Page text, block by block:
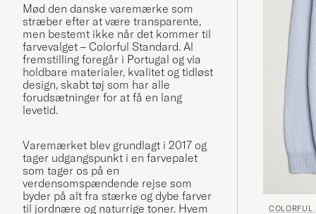
Mød den danske varemærke som
stræber efter at være transparente,
men bestemt ikke når det kommer til
farvevalget – Colorful Standard. Al
fremstilling foregår i Portugal og via
holdbare materialer, kvalitet og tidløst
design, skabt tøj som har alle
forudsætninger for at få en lang
levetid.
Varemærket blev grundlagt i 2017 og
tager udgangspunkt i en farvepalet
som tager os på en
verdensomspændende rejse som
byder på alt fra stærke og dybe farver
til jordnære og naturrige toner. Hvem
COLORFUL